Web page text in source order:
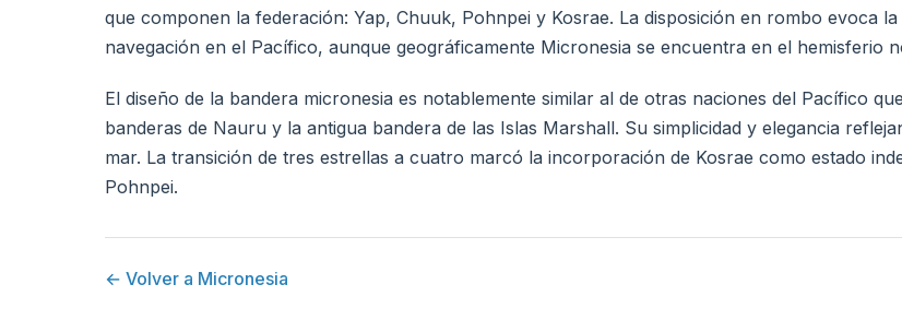
que componen la federación: Yap, Chuuk, Pohnpei y Kosrae. La disposición en rombo evoca
navegación en el Pacífico, aunque geográficamente Micronesia se encuentra en el hemisferio
El diseño de la bandera micronesia es notablemente similar al de otras naciones del Pacífico
banderas de Nauru y la antigua bandera de las Islas Marshall. Su simplicidad y elegancia
mar. La transición de tres estrellas a cuatro marcó la incorporación de Kosrae como estado
Pohnpei.
← Volver a Micronesia